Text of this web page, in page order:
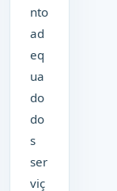
nto
ad
eq
ua
do
do
s
ser
viç